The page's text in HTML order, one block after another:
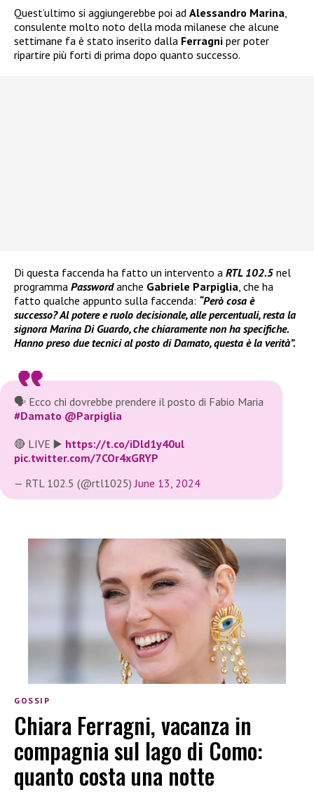
Quest’ultimo si aggiungerebbe poi ad Alessandro Marina,
consulente molto noto della moda milanese che alcune
settimane fa è stato inserito dalla Ferragni per poter
ripartire più forti di prima dopo quanto successo.
Di questa faccenda ha fatto un intervento a RTL 102.5 nel
programma Passwordanche Gabriele Parpiglia, che ha
fatto qualche appunto sulla faccenda: “Però cosa è
successo? Al potere e ruolo decisionale, alle percentuali, resta la
signora Marina Di Guardo, che chiaramente non ha specifiche.
Hanno preso due tecnici al posto di Damato, questa è la verità”.
🗣️ Ecco chi dovrebbe prendere il posto di Fabio Maria
#Damato @Parpiglia
🔴 LIVE ▶️ https://t.co/iDld1y40ul
pic.twitter.com/7COr4xGRYP
— RTL 102.5 (@rtl1025)June 13, 2024
GOSSIP
Chiara Ferragni, vacanza in
compagnia sul lago di Como:
quanto costa una notte